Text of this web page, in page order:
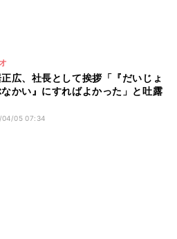
広、社長として挨拶「『だいじょ
なかい』にすればよかった」と吐露
04/05 07:34